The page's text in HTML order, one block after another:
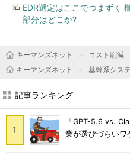
EDR選定はここでつまずく
部分はどこか?
キーマンズネット コスト削減
キーマンズネット
基幹系シス
記事ランキング
「GPT-5.6 vs.
業が選びづらい